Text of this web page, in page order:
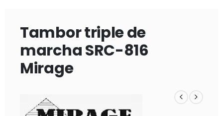
Tambor triple de
marcha SRC-816
Mirage